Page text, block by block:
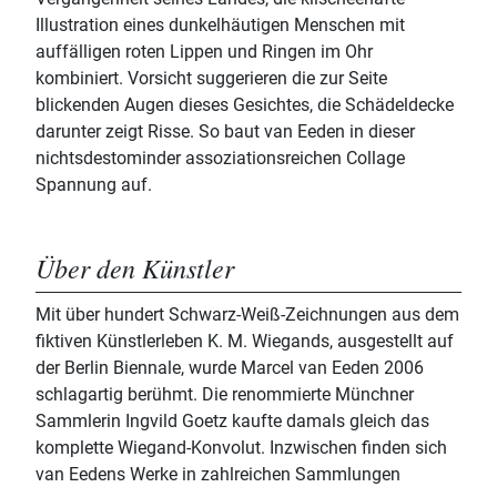
Illustration eines dunkelhäutigen Menschen mit
auffälligen roten Lippen und Ringen im Ohr
kombiniert. Vorsicht suggerieren die zur Seite
blickenden Augen dieses Gesichtes, die Schädeldecke
darunter zeigt Risse. So baut van Eeden in dieser
nichtsdestominder assoziationsreichen Collage
Spannung auf.
Über den Künstler
Mit über hundert Schwarz-Weiß-Zeichnungen aus dem
fiktiven Künstlerleben K. M. Wiegands, ausgestellt auf
der Berlin Biennale, wurde Marcel van Eeden 2006
schlagartig berühmt. Die renommierte Münchner
Sammlerin Ingvild Goetz kaufte damals gleich das
komplette Wiegand-Konvolut. Inzwischen finden sich
van Eedens Werke in zahlreichen Sammlungen